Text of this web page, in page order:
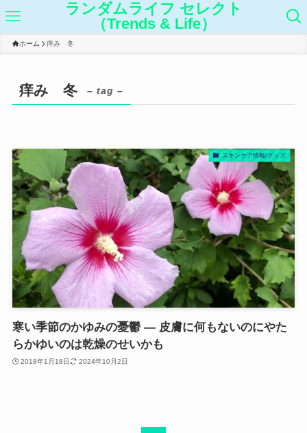
ランダムライフ セレクト
（Trends & Life）
ホーム 痒み 冬
痒み 冬 – tag –
スキンケア情報/グッズ
寒い季節のかゆみの憂鬱 ― 皮膚に何もないのにやた
らかゆいのは乾燥のせいかも
2018年1月18日 2024年10月2日